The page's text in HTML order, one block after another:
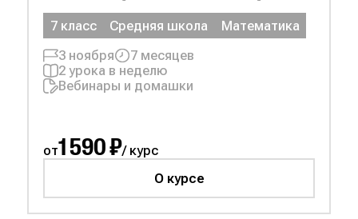
7 класс Средняя школа
Математика
3 ноября
7 месяцев
2 урока в неделю
Вебинары и домашки
от1 590 ₽/ курс
О курсе